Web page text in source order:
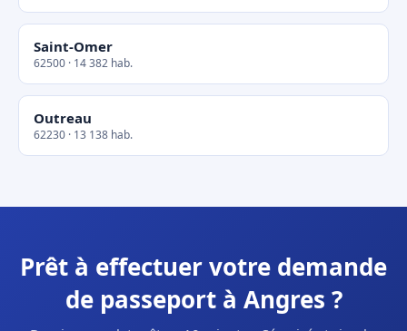
Saint-Omer
62500 · 14 382 hab.
Outreau
62230 · 13 138 hab.
Prêt à effectuer votre demande
de passeport à Angres ?